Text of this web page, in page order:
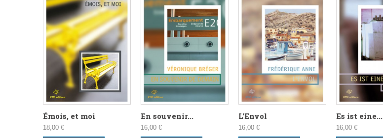
Émois, et moi
18,00 €
En souvenir...
16,00 €
L'Envol
16,00 €
Es ist eine...
16,00 €